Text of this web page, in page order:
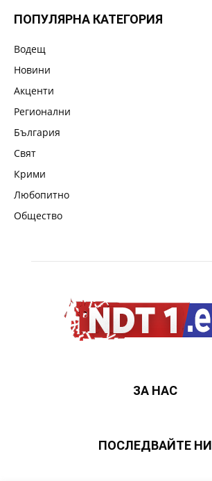
ПОПУЛЯРНА КАТЕГОРИЯ
Водещ
Новини
Акценти
Регионални
България
Свят
Крими
Любопитно
Общество
ЗА НАС
ПОСЛЕДВАЙТЕ НИ